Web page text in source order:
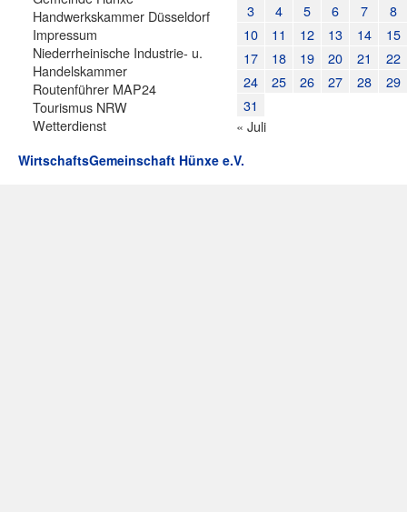
Handwerkskammer Düsseldorf
Impressum
Niederrheinische Industrie- u.
Handelskammer
Routenführer MAP24
Tourismus NRW
Wetterdienst
3
4 5 6 7
8
10
11 12 13 14
15
17
18 19 20 21
22
24
25 26 27 28
29
31
« Juli
WirtschaftsGemeinschaft Hünxe e.V.